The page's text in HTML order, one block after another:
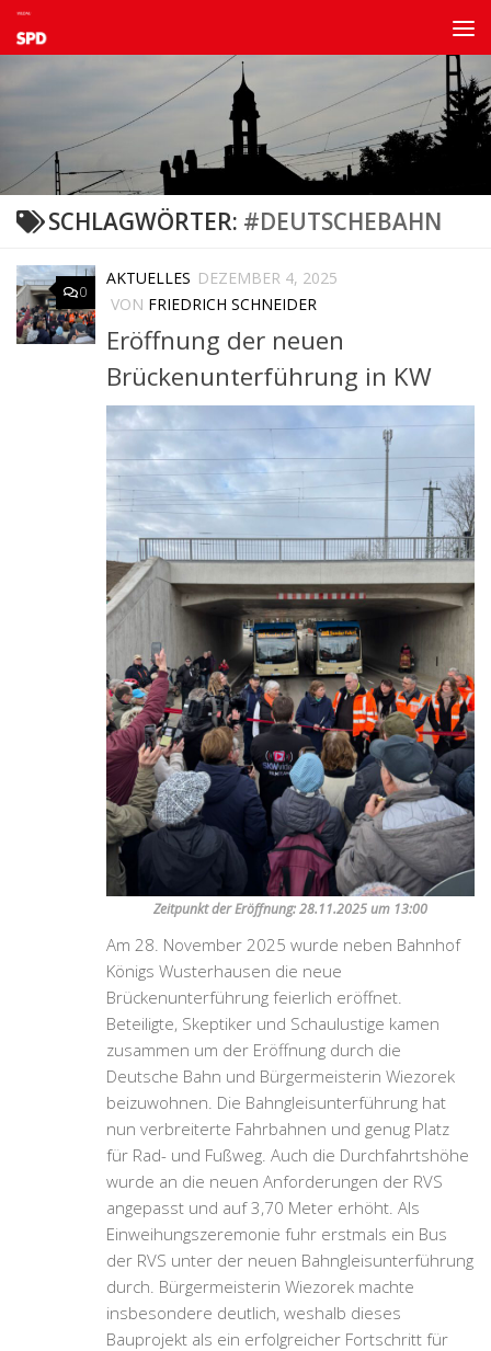
Zum Inhalt springen
SCHLAGWÖRTER: #DEUTSCHEBAHN
0
AKTUELLES DEZEMBER 4, 2025
VON FRIEDRICH SCHNEIDER
Eröffnung der neuen
Brückenunterführung in KW
Zeitpunkt der Eröffnung: 28.11.2025 um 13:00
Am 28. November 2025 wurde neben Bahnhof
Königs Wusterhausen die neue
Brückenunterführung feierlich eröffnet.
Beteiligte, Skeptiker und Schaulustige kamen
zusammen um der Eröffnung durch die
Deutsche Bahn und Bürgermeisterin Wiezorek
beizuwohnen. Die Bahngleisunterführung hat
nun verbreiterte Fahrbahnen und genug Platz
für Rad- und Fußweg. Auch die Durchfahrtshöhe
wurde an die neuen Anforderungen der RVS
angepasst und auf 3,70 Meter erhöht. Als
Einweihungszeremonie fuhr erstmals ein Bus
der RVS unter der neuen Bahngleisunterführung
durch. Bürgermeisterin Wiezorek machte
insbesondere deutlich, weshalb dieses
Bauprojekt als ein erfolgreicher Fortschritt für